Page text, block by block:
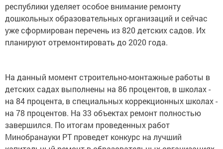
республики уделяет особое внимание ремонту
дошкольных образовательных организаций и сейчас
уже сформирован перечень из 820 детских садов. Их
планируют отремонтировать до 2020 года.
На данный момент строительно-монтажные работы в
детских садах выполнены на 86 процентов, в школах -
на 84 процента, в специальных коррекционных школах -
на 78 процентов. На 33 объектах ремонт полностью
завершился. По итогам проведенных работ
Минобранауки РТ проведет конкурс на лучший